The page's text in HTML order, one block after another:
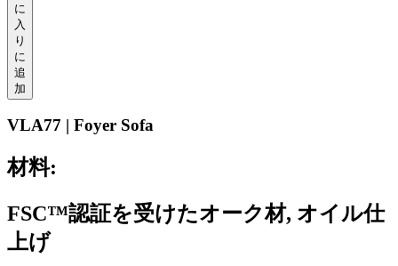
に
入
り
に
追
加
VLA77 | Foyer Sofa
材料:
FSC™認証を受けたオーク材, オイル仕
上げ